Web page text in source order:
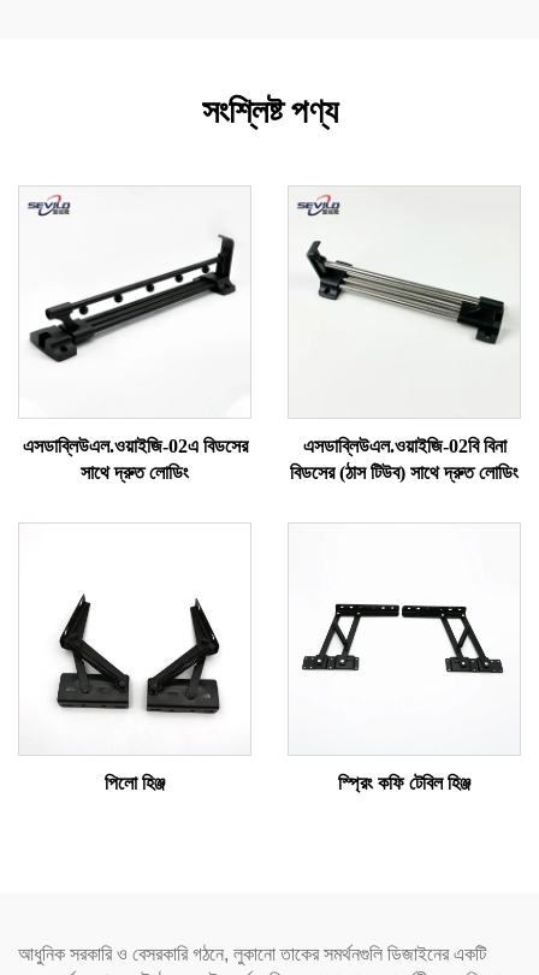
সংশ্লিষ্ট পণ্য
এসডাব্লিউএল.ওয়াইজি-02এ বিডসের
সাথে দ্রুত লোডিং
এসডাব্লিউএল.ওয়াইজি-02বি বিনা
বিডসের (ঠাস টিউব) সাথে দ্রুত লোডিং
পিলো হিঞ্জ স্প্রিং কফি টেবিল হিঞ্জ
আধুনিক সরকারি ও বেসরকারি গঠনে, লুকানো তাকের সমর্থনগুলি ডিজাইনের একটি